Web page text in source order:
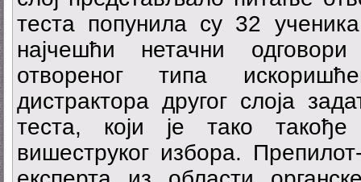
теста попунила су 32
најчешћи нетачни
отвореног типа
дистрактора другог слоја
теста, који је тако
вишеструког избора.